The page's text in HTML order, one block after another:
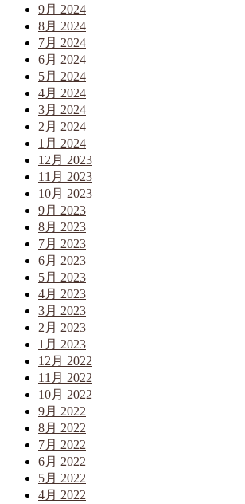
9月 2024
8月 2024
7月 2024
6月 2024
5月 2024
4月 2024
3月 2024
2月 2024
1月 2024
12月 2023
11月 2023
10月 2023
9月 2023
8月 2023
7月 2023
6月 2023
5月 2023
4月 2023
3月 2023
2月 2023
1月 2023
12月 2022
11月 2022
10月 2022
9月 2022
8月 2022
7月 2022
6月 2022
5月 2022
4月 2022